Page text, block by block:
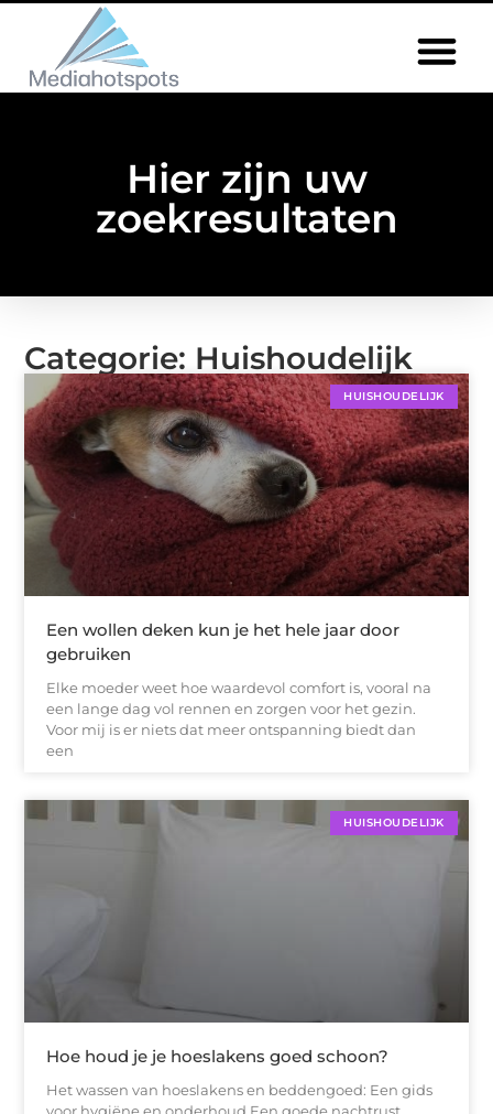
Hier zijn uw
zoekresultaten
Categorie: Huishoudelijk
HUISHOUDELIJK
Een wollen deken kun je het hele jaar door
gebruiken
Elke moeder weet hoe waardevol comfort is, vooral na
een lange dag vol rennen en zorgen voor het gezin.
Voor mij is er niets dat meer ontspanning biedt dan
een
HUISHOUDELIJK
Hoe houd je je hoeslakens goed schoon?
Het wassen van hoeslakens en beddengoed: Een gids
voor hygiëne en onderhoud Een goede nachtrust